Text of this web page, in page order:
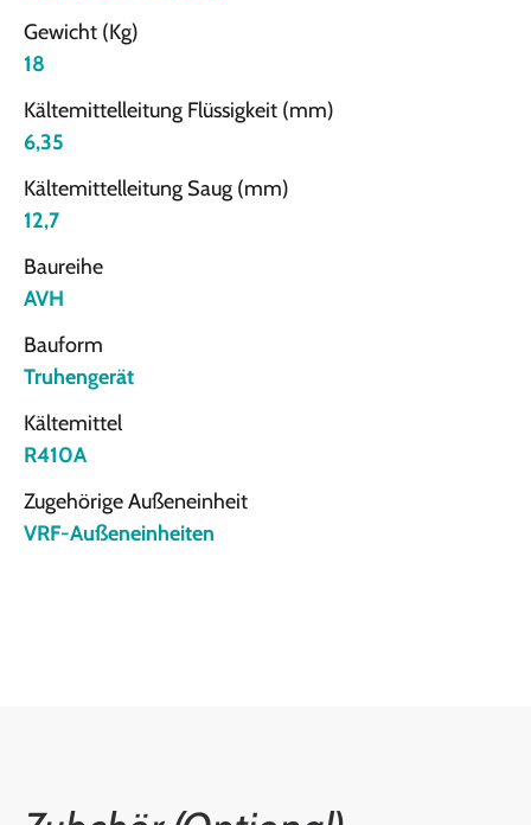
Gewicht (Kg)
18
Kältemittelleitung Flüssigkeit (mm)
6,35
Kältemittelleitung Saug (mm)
12,7
Baureihe
AVH
Bauform
Truhengerät
Kältemittel
R410A
Zugehörige Außeneinheit
VRF-Außeneinheiten